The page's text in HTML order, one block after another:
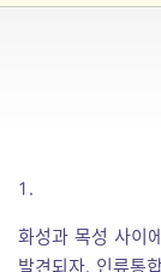
1.
화성과 목성 사이
발견되자, 인류통